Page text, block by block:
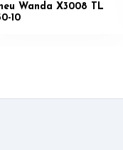
Wanda X3008 TL
10